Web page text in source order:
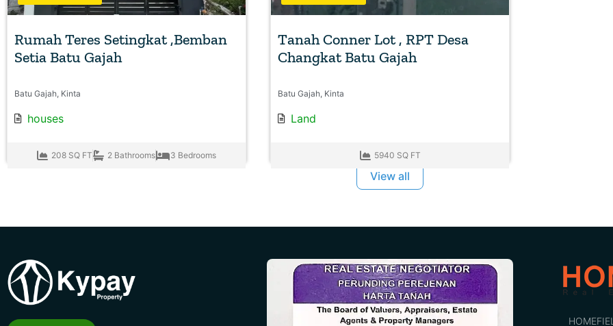
Rumah Teres Setingkat ,Bemban
Setia Batu Gajah
Batu Gajah, Kinta
houses
208 SQ FT 2 Bathrooms 3 Bedrooms
Tanah Conner Lot , RPT Desa
Changkat Batu Gajah
Batu Gajah, Kinta
Land
5940 SQ FT
View all